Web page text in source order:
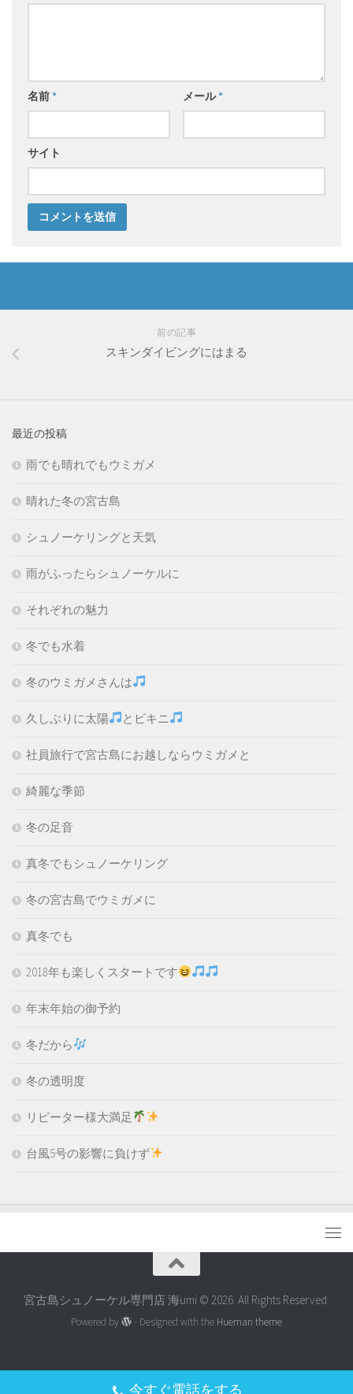
名前* メール*
サイト
前の記事
スキンダイビングにはまる
最近の投稿
雨でも晴れでもウミガメ
晴れた冬の宮古島
シュノーケリングと天気
雨がふったらシュノーケルに
それぞれの魅力
冬でも水着
冬のウミガメさんは
久しぶりに太陽 とビキニ
社員旅行で宮古島にお越しならウミガメと
綺麗な季節
冬の足音
真冬でもシュノーケリング
冬の宮古島でウミガメに
真冬でも
2018年も楽しくスタートです
年末年始の御予約
冬だから
冬の透明度
リピーター様大満足
台風5号の影響に負けず
宮古島シュノーケル専門店 海umi © 2026. All Rights Reserved.
Powered by - Designed with the Hueman theme
今すぐ電話をする